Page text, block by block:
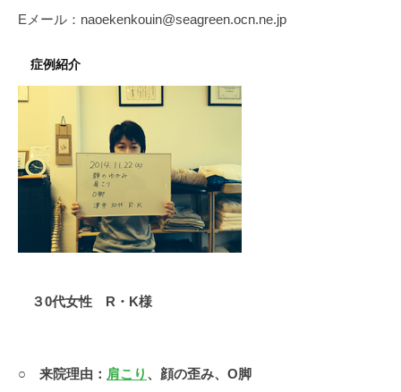
Eメール：naoekenkouin@seagreen.ocn.ne.jp
症例紹介
３0代女性 R・K様
○ 来院理由： 肩こり 、顔の歪み、O脚